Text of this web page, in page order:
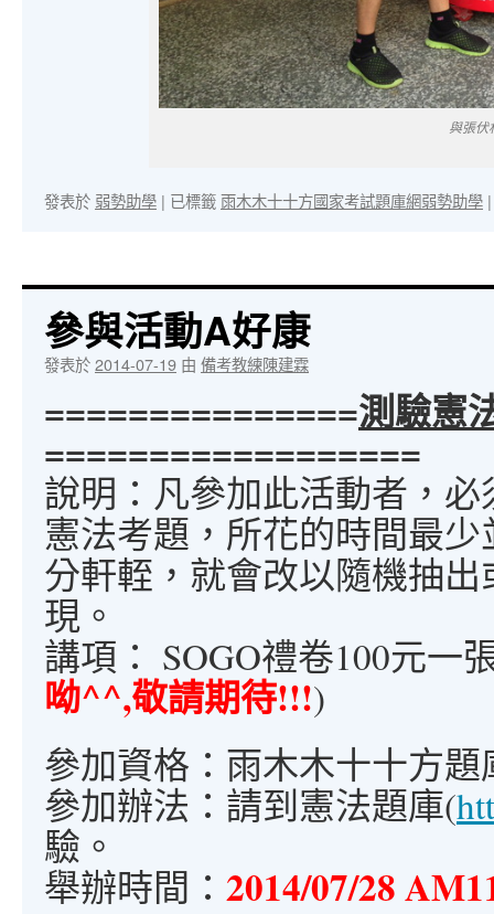
與張伏
發表於 弱勢助學 | 已標籤雨木木十十方國家考試題庫網弱勢助學 |
參與活動A好康
發表於2014-07-19 由 備考教練陳建霖
===============測驗憲
==================
說明：凡參加此活動者，
憲法考題，所花的時間最
分軒輊，就會改以隨機抽
現。
講項： SOGO禮卷100元一
呦^^,敬請期待!!!)
參加資格：雨木木十十方題
參加辦法：請到憲法題庫(
驗。
舉辦時間： 2014/07/28